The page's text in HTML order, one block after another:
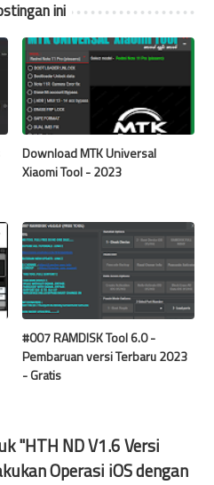
ini
Download MTK Universal
Xiaomi Tool - 2023
#007 RAMDISK Tool 6.0 -
Pembaruan versi Terbaru 2023
- Gratis
"HTH ND V1.6 Versi
Operasi iOS dengan